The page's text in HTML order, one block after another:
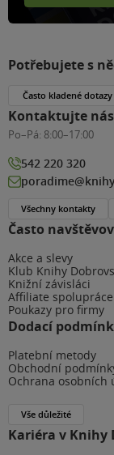
Často
Akce a slevy
Klub Knihy
Knižní závisláci
Affiliate spolupráce
Poukazy pro firmy
Dodací
Platební metody
Obchodní
Ochrana osobních
Vše důležité
Kariéra v Knihy
Potřebujete s
Často kladené dotazy
Kontaktujte nás
Po–Pá: 8:00–17:00
542 220 320
Všechny kontakty